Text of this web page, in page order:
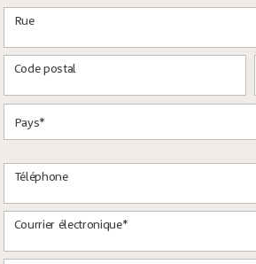
Rue
Code postal
Téléphone
Courrier électronique*